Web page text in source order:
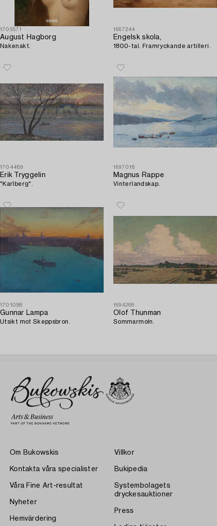
1705571
August Hagborg
Nakenakt.
1667244
Engelsk skola,
1800-tal. Framryckande artilleri.
1704489
Erik Tryggelin
"Karlberg".
1697018
Magnus Rappe
Vinterlandskap.
1701098
Gunnar Lampa
Utsikt mot Skeppsbron.
1694268
Olof Thunman
Sommarmoln.
Om Bukowskis
Kontakta våra specialister
Våra Fine Art-resultat
Nyheter
Hemvärdering
Villkor
Bukipedia
Systembolagets
dryckesauktioner
Press